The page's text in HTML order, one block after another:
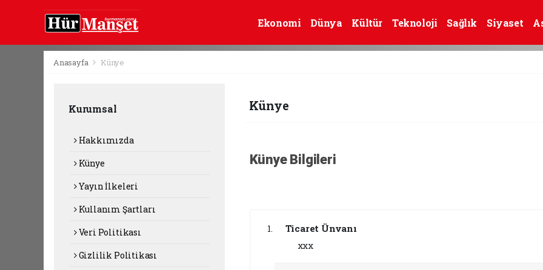
Ekonomi Dünya Kültür Teknoloji Sağlık Siyaset
Anasayfa Künye
Kurumsal
Hakkımızda
Künye
Yayın İlkeleri
Kullanım Şartları
Veri Politikası
Gizlilik Politikası
Künye
Künye Bilgileri
Ticaret Ünvanı
xxx